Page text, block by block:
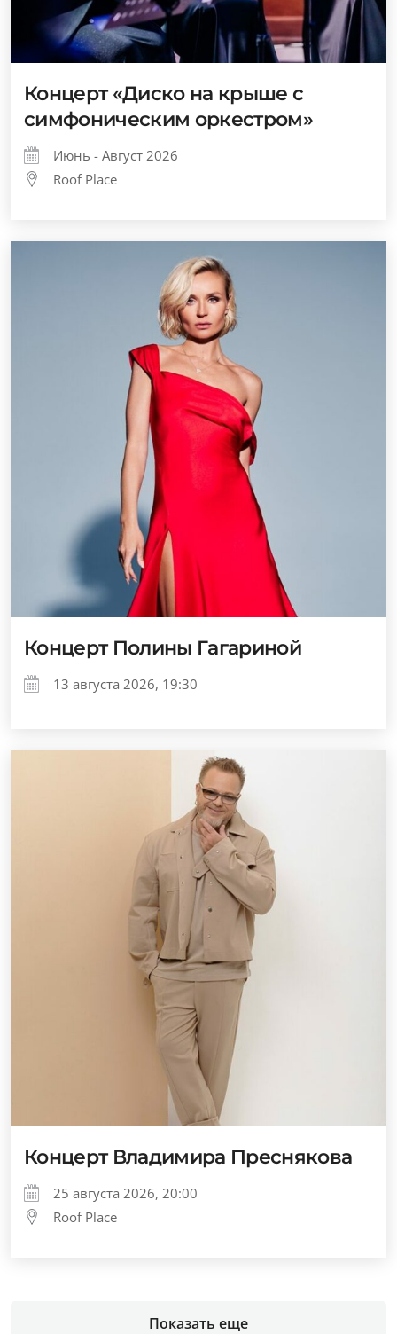
Концерт «Диско на крыше с
симфоническим оркестром»
Июнь - Август 2026
Roof Place
Концерт Полины Гагариной
13 августа 2026, 19:30
Концерт Владимира Преснякова
25 августа 2026, 20:00
Roof Place
Показать еще